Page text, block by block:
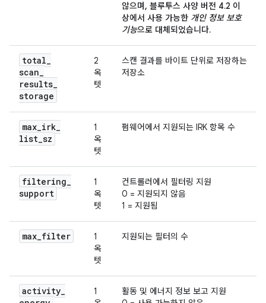
않으며, 블루투스 사양 버전 4.2 이
상에서 사용 가능한 개인 정보 보호
기능으로 대체되었습니다.
total_
scan_
results_
storage
2
옥
텟
스캔 결과를 바이트 단위로 저장하는
저장소
max_irk_
list_sz
1
옥
텟
펌웨어에서 지원되는 IRK 항목 수
filtering_
support
1
옥
텟
컨트롤러에서 필터링 지원
0 = 지원되지 않음
1 = 지원됨
max_filter
1
옥
텟
지원되는 필터의 수
activity_
1
활동 및 에너지 정보 보고 지원